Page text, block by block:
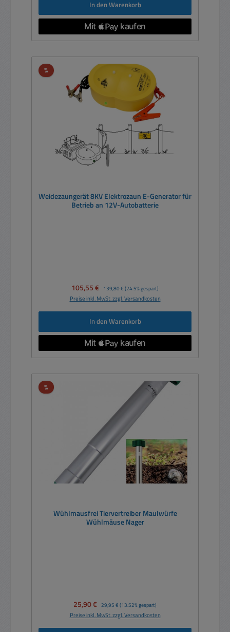
In den Warenkorb
%Rabatt
Weidezaungerät 8KV Elektrozaun E-Generator für
Betrieb an 12V-Autobatterie
Verkaufspreis:
105,55 € Regulärer Preis:
139,80 € (24.5% gespart)
Preise inkl. MwSt. zzgl. Versandkosten
In den Warenkorb
%Rabatt
Wühlmausfrei Tiervertreiber Maulwürfe
Wühlmäuse Nager
Verkaufspreis:
25,90 € Regulärer Preis:
29,95 € (13.52% gespart)
Preise inkl. MwSt. zzgl. Versandkosten